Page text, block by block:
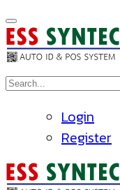
Login
Register